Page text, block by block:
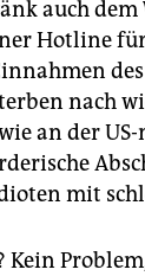
auch dem
Hotline
nach
an der
mit
Kein